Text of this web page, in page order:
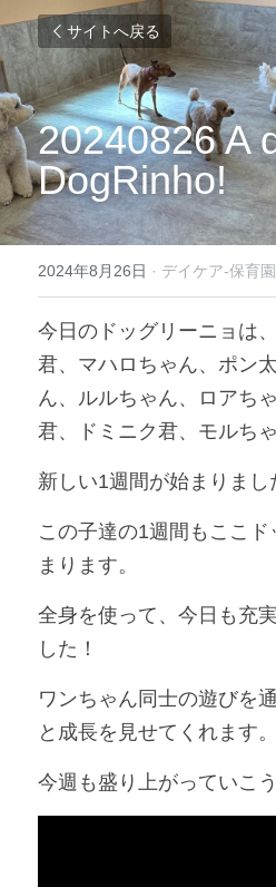
サイトへ戻る
20240826 A
DogRinho!
2024年8月26日 · デイケア-保育園
今日のドッグリーニョは
君、マハロちゃん、ポン
ん、ルルちゃん、ロアち
君、ドミニク君、モルち
新しい1週間が始まりまし
この子達の1週間もここ
まります。
全身を使って、今日も充
した！
ワンちゃん同士の遊びを
と成長を見せてくれます。
今週も盛り上がっていこ